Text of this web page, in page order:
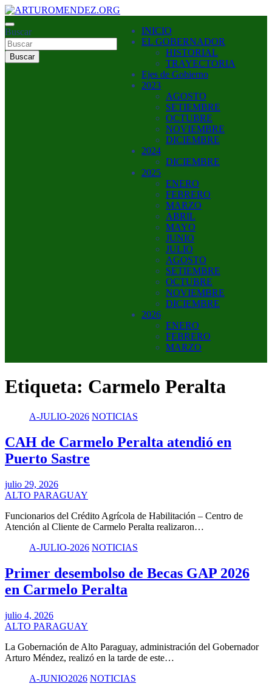
Saltar
al
contenido
ARTUROMENDEZ.ORG
ARTURO MENDEZ GOBERNADOR 2023
Buscar
Buscar
INICIO
EL GOBERNADOR
HISTORIAL
TRAYECTORIA
Ejes de Gobierno
2023
AGOSTO
SETIEMBRE
OCTUBRE
NOVIEMBRE
DICIEMBRE
2024
DICIEMBRE
2025
ENERO
FEBRERO
MARZO
ABRIL
MAYO
JUNIO
JULIO
AGOSTO
SETIEMBRE
OCTUBRE
NOVIEMBRE
DICIEMBRE
2026
ENERO
FEBRERO
MARZO
Etiqueta: Carmelo Peralta
A-JULIO-2026 NOTICIAS
CAH de Carmelo Peralta atendió en
Puerto Sastre
julio 29, 2026
ALTO PARAGUAY
Funcionarios del Crédito Agrícola de Habilitación – Centro de
Atención al Cliente de Carmelo Peralta realizaron…
A-JULIO-2026 NOTICIAS
Primer desembolso de Becas GAP 2026
en Carmelo Peralta
julio 4, 2026
ALTO PARAGUAY
La Gobernación de Alto Paraguay, administración del Gobernador
Arturo Méndez, realizó en la tarde de este…
A-JUNIO2026 NOTICIAS